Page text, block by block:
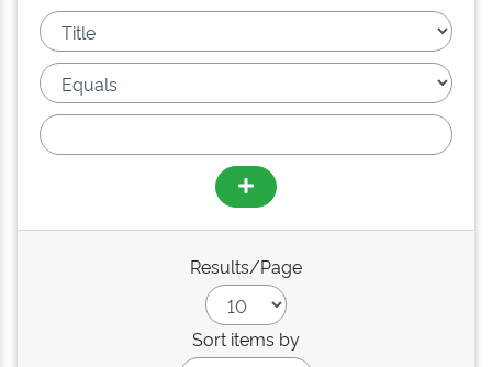
Results/Page
Sort items by